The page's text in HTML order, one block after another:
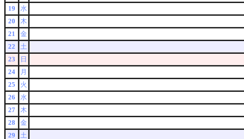
19
水
20
木
21
金
22
土
23
日
24
月
25
火
26
水
27
木
28
金
29
土